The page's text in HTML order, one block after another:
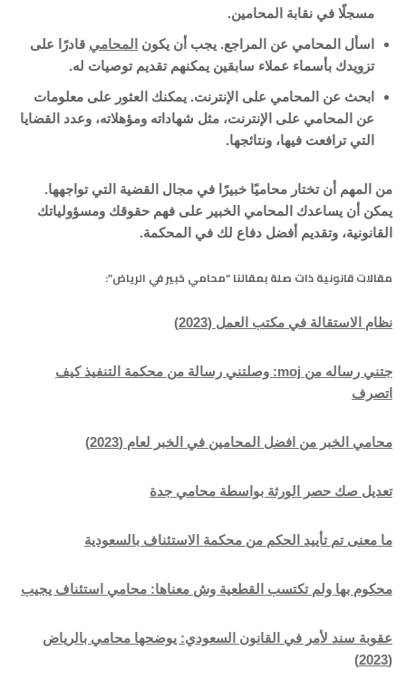
مسجلًا في نقابة المحامين.
اسأل المحامي عن المراجع. يجب أن يكون المحامي قادرًا على
تزويدك بأسماء عملاء سابقين يمكنهم تقديم توصيات له.
ابحث عن المحامي على الإنترنت. يمكنك العثور على معلومات
عن المحامي على الإنترنت، مثل شهاداته ومؤهلاته، وعدد القضايا
التي ترافعت فيها، ونتائجها.
من المهم أن تختار محاميًا خبيرًا في مجال القضية التي تواجهها.
يمكن أن يساعدك المحامي الخبير على فهم حقوقك ومسؤولياتك
القانونية، وتقديم أفضل دفاع لك في المحكمة.
مقالات قانونية ذات صلة بمقالنا “محامي خبير في الرياض”:
نظام الاستقالة في مكتب العمل (2023)
جتني رساله من moj: وصلتني رسالة من محكمة التنفيذ كيف
اتصرف
محامي الخبر من افضل المحامين في الخبر لعام (2023)
تعديل صك حصر الورثة بواسطة محامي جدة
ما معنى تم تأييد الحكم من محكمة الاستئناف بالسعودية
محكوم بها ولم تكتسب القطعية وش معناها: محامي استئناف يجيب
عقوبة سند لأمر في القانون السعودي: يوضحها محامي بالرياض
(2023)